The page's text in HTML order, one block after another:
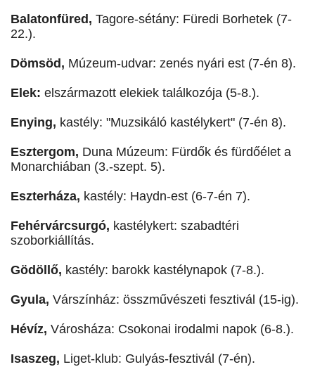
Balatonfüred, Tagore-sétány: Füredi Borhetek (7-
22.).
Dömsöd, Múzeum-udvar: zenés nyári est (7-én 8).
Elek: elszármazott elekiek találkozója (5-8.).
Enying, kastély: "Muzsikáló kastélykert" (7-én 8).
Esztergom, Duna Múzeum: Fürdők és fürdőélet a
Monarchiában (3.-szept. 5).
Eszterháza, kastély: Haydn-est (6-7-én 7).
Fehérvárcsurgó, kastélykert: szabadtéri
szoborkiállítás.
Gödöllő, kastély: barokk kastélynapok (7-8.).
Gyula, Várszínház: összművészeti fesztivál (15-ig).
Hévíz, Városháza: Csokonai irodalmi napok (6-8.).
Isaszeg, Liget-klub: Gulyás-fesztivál (7-én).